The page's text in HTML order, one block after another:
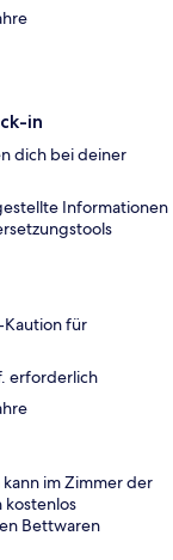
in
dich bei deiner
Informationen
für
erforderlich
kann im Zimmer der
kostenlos
Bettwaren